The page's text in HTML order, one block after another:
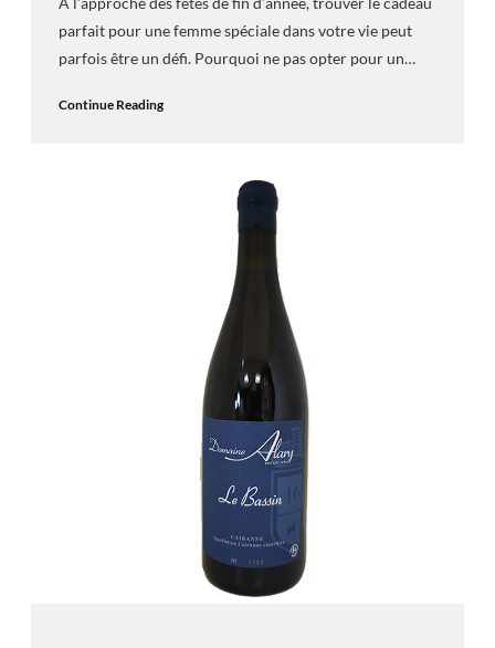
parfait pour une femme spéciale dans votre vie peut
parfois être un défi. Pourquoi ne pas opter pour un…
Continue Reading